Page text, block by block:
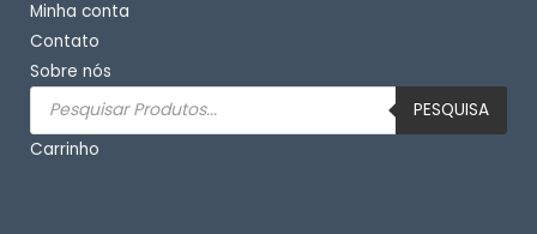
Minha conta
Contato
Sobre nós
Pesquisar
produtos
PESQUISA
Carrinho